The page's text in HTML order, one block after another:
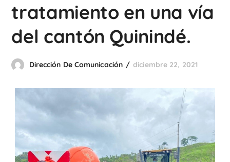
tratamiento en una vía
del cantón Quinindé.
Dirección De Comunicación diciembre 22, 2021